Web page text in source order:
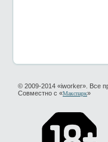
© 2009-2014 «iworker». Все
Совместно с «Макспарк»